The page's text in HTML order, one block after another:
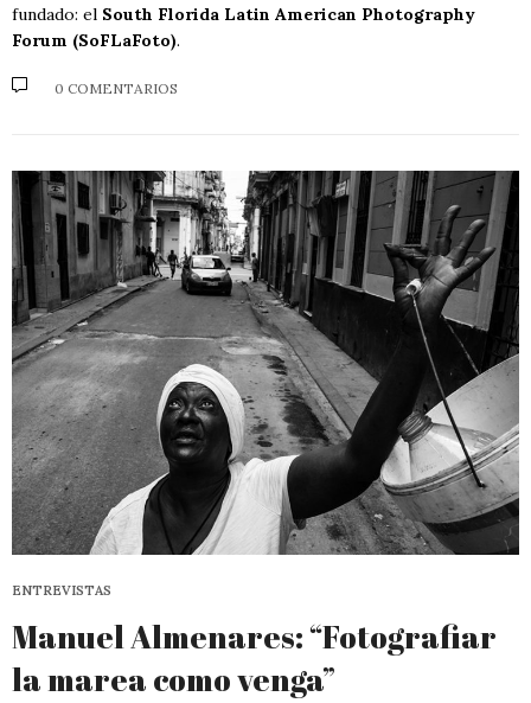
fundado: el South Florida Latin American Photography
Forum (SoFLaFoto).
0 COMENTARIOS
ENTREVISTAS
Manuel Almenares: “Fotografiar
la marea como venga”